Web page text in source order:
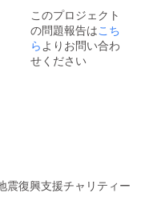
このプロジェクト
の問題報告はこち
ら よりお問い合わ
せください
震復興支援チャリティー